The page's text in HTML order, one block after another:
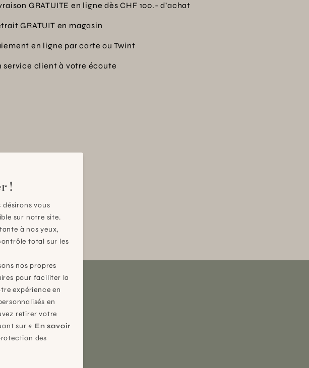
GRATUITE en ligne dès CHF 100.- d’achat
GRATUIT en magasin
en ligne par carte ou Twint
service client à votre écoute
!
désirons vous
sur notre site.
à nos yeux,
total sur les
nos propres
pour faciliter la
expérience en
en
retirer votre
sur « En savoir
des